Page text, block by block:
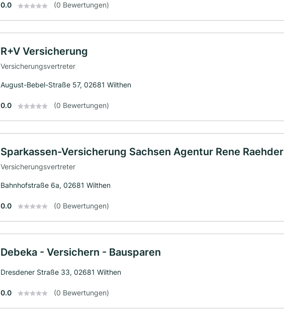
0.0 (0 Bewertungen)
R+V Versicherung
Versicherungsvertreter
August-Bebel-Straße 57, 02681 Wilthen
0.0 (0 Bewertungen)
Sparkassen-Versicherung Sachsen Agentur Rene Raehder
Versicherungsvertreter
Bahnhofstraße 6a, 02681 Wilthen
0.0 (0 Bewertungen)
Debeka - Versichern - Bausparen
Dresdener Straße 33, 02681 Wilthen
0.0 (0 Bewertungen)